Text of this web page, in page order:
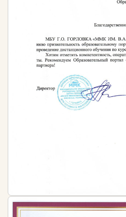
Программа предназначена
систематизировать знания
государственного образца.
Специалистов по
карьерный рост и
Ландшафтных дизайнеров
стремящихся освоить
и программы
Лиц, желающих освоить
желающих самостоятельно
специальностей,